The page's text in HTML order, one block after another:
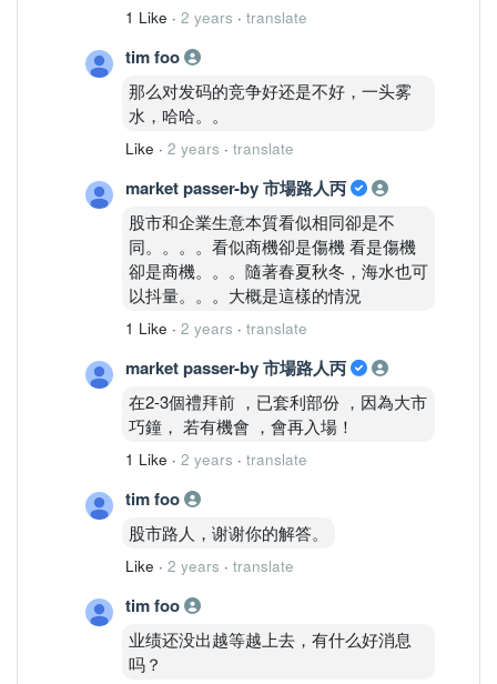
1 Like · 2 years · translate
tim foo
那么对发码的竞争好还是不好，一头雾
水，哈哈。。
Like · 2 years · translate
market passer-by 市場路人丙
股市和企業生意本質看似相同卻是不
同。。。。看似商機卻是傷機 看是傷機
卻是商機。。。隨著春夏秋冬，海水也可
以抖量。。。大概是這樣的情況
1 Like · 2 years · translate
market passer-by 市場路人丙
在2-3個禮拜前 ，已套利部份 ，因為大市
巧鐘， 若有機會 ，會再入場！
1 Like · 2 years · translate
tim foo
股市路人，谢谢你的解答。
Like · 2 years · translate
tim foo
业绩还没出越等越上去，有什么好消息
吗？